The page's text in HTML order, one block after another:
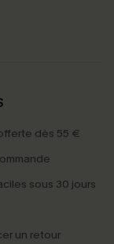
dès 55 €
sous 30 jours
un retour